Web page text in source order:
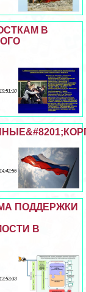
В
ПОДДЕРЖКИ
В